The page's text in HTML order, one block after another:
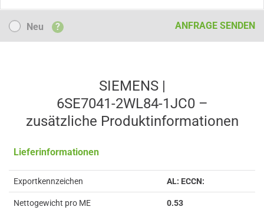
NeuNeu ? ANFRAGE SENDEN
SIEMENS |
6SE7041-2WL84-1JC0 –
zusätzliche Produkt­informationen
Lieferinformationen
Exportkennzeichen AL: ECCN:
Nettogewicht pro ME 0.53